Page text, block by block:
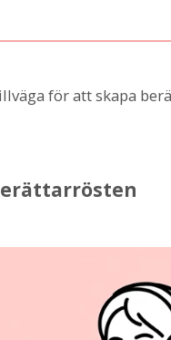
för att skapa